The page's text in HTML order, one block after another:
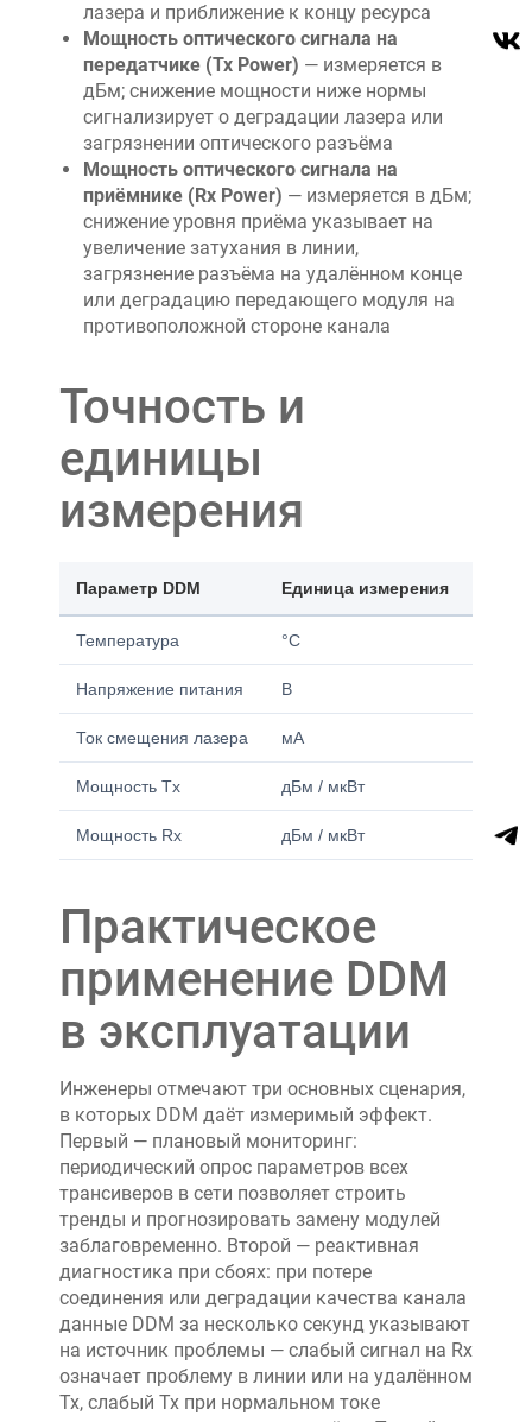
лазера и приближение к концу ресурса
Мощность оптического сигнала на
передатчике (Tx Power) — измеряется в
дБм; снижение мощности ниже нормы
сигнализирует о деградации лазера или
загрязнении оптического разъёма
Мощность оптического сигнала на
приёмнике (Rx Power) — измеряется в дБм;
снижение уровня приёма указывает на
увеличение затухания в линии,
загрязнение разъёма на удалённом конце
или деградацию передающего модуля на
противоположной стороне канала
Точность и
единицы
измерения
Параметр DDM Единица измерения
Температура °C
Напряжение питания В
Ток смещения лазера мА
Мощность Tx дБм / мкВт
Мощность Rx дБм / мкВт
Практическое
применение DDM
в эксплуатации
Инженеры отмечают три основных сценария,
в которых DDM даёт измеримый эффект.
Первый — плановый мониторинг:
периодический опрос параметров всех
трансиверов в сети позволяет строить
тренды и прогнозировать замену модулей
заблаговременно. Второй — реактивная
диагностика при сбоях: при потере
соединения или деградации качества канала
данные DDM за несколько секунд указывают
на источник проблемы — слабый сигнал на Rx
означает проблему в линии или на удалённом
Tx, слабый Tx при нормальном токе